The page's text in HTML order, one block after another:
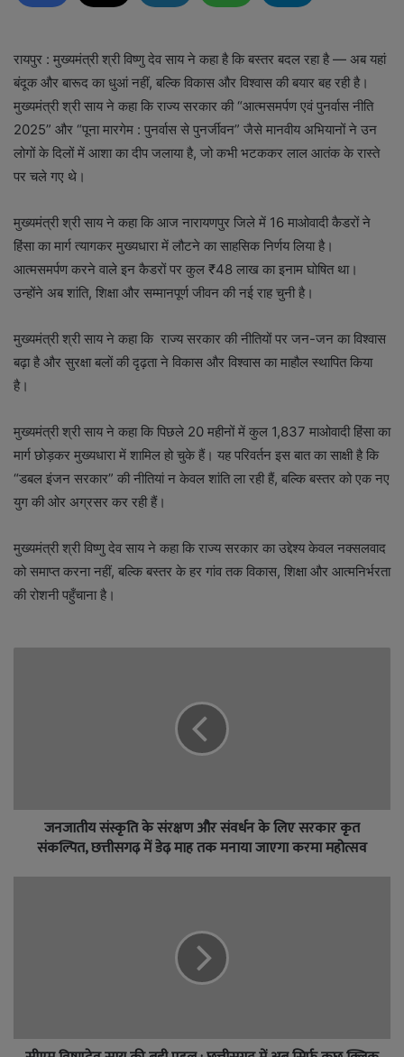
रायपुर : मुख्यमंत्री श्री विष्णु देव साय ने कहा है कि बस्तर बदल रहा है — अब यहां
बंदूक और बारूद का धुआं नहीं, बल्कि विकास और विश्वास की बयार बह रही है।
मुख्यमंत्री श्री साय ने कहा कि राज्य सरकार की “आत्मसमर्पण एवं पुनर्वास नीति
2025” और “पूना मारगेम : पुनर्वास से पुनर्जीवन” जैसे मानवीय अभियानों ने उन
लोगों के दिलों में आशा का दीप जलाया है, जो कभी भटककर लाल आतंक के रास्ते
पर चले गए थे।
मुख्यमंत्री श्री साय ने कहा कि आज नारायणपुर जिले में 16 माओवादी कैडरों ने
हिंसा का मार्ग त्यागकर मुख्यधारा में लौटने का साहसिक निर्णय लिया है।
आत्मसमर्पण करने वाले इन कैडरों पर कुल ₹48 लाख का इनाम घोषित था।
उन्होंने अब शांति, शिक्षा और सम्मानपूर्ण जीवन की नई राह चुनी है।
मुख्यमंत्री श्री साय ने कहा कि राज्य सरकार की नीतियों पर जन-जन का विश्वास
बढ़ा है और सुरक्षा बलों की दृढ़ता ने विकास और विश्वास का माहौल स्थापित किया
है।
मुख्यमंत्री श्री साय ने कहा कि पिछले 20 महीनों में कुल 1,837 माओवादी हिंसा का
मार्ग छोड़कर मुख्यधारा में शामिल हो चुके हैं। यह परिवर्तन इस बात का साक्षी है कि
“डबल इंजन सरकार” की नीतियां न केवल शांति ला रही हैं, बल्कि बस्तर को एक नए
युग की ओर अग्रसर कर रही हैं।
मुख्यमंत्री श्री विष्णु देव साय ने कहा कि राज्य सरकार का उद्देश्य केवल नक्सलवाद
को समाप्त करना नहीं, बल्कि बस्तर के हर गांव तक विकास, शिक्षा और आत्मनिर्भरता
की रोशनी पहुँचाना है।
जनजातीय संस्कृति के संरक्षण और संवर्धन के लिए सरकार कृत
संकल्पित, छत्तीसगढ़ में डेढ़ माह तक मनाया जाएगा करमा महोत्सव